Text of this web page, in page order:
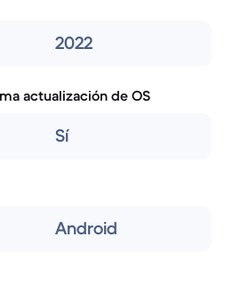
2022
actualización de OS
Sí
Android